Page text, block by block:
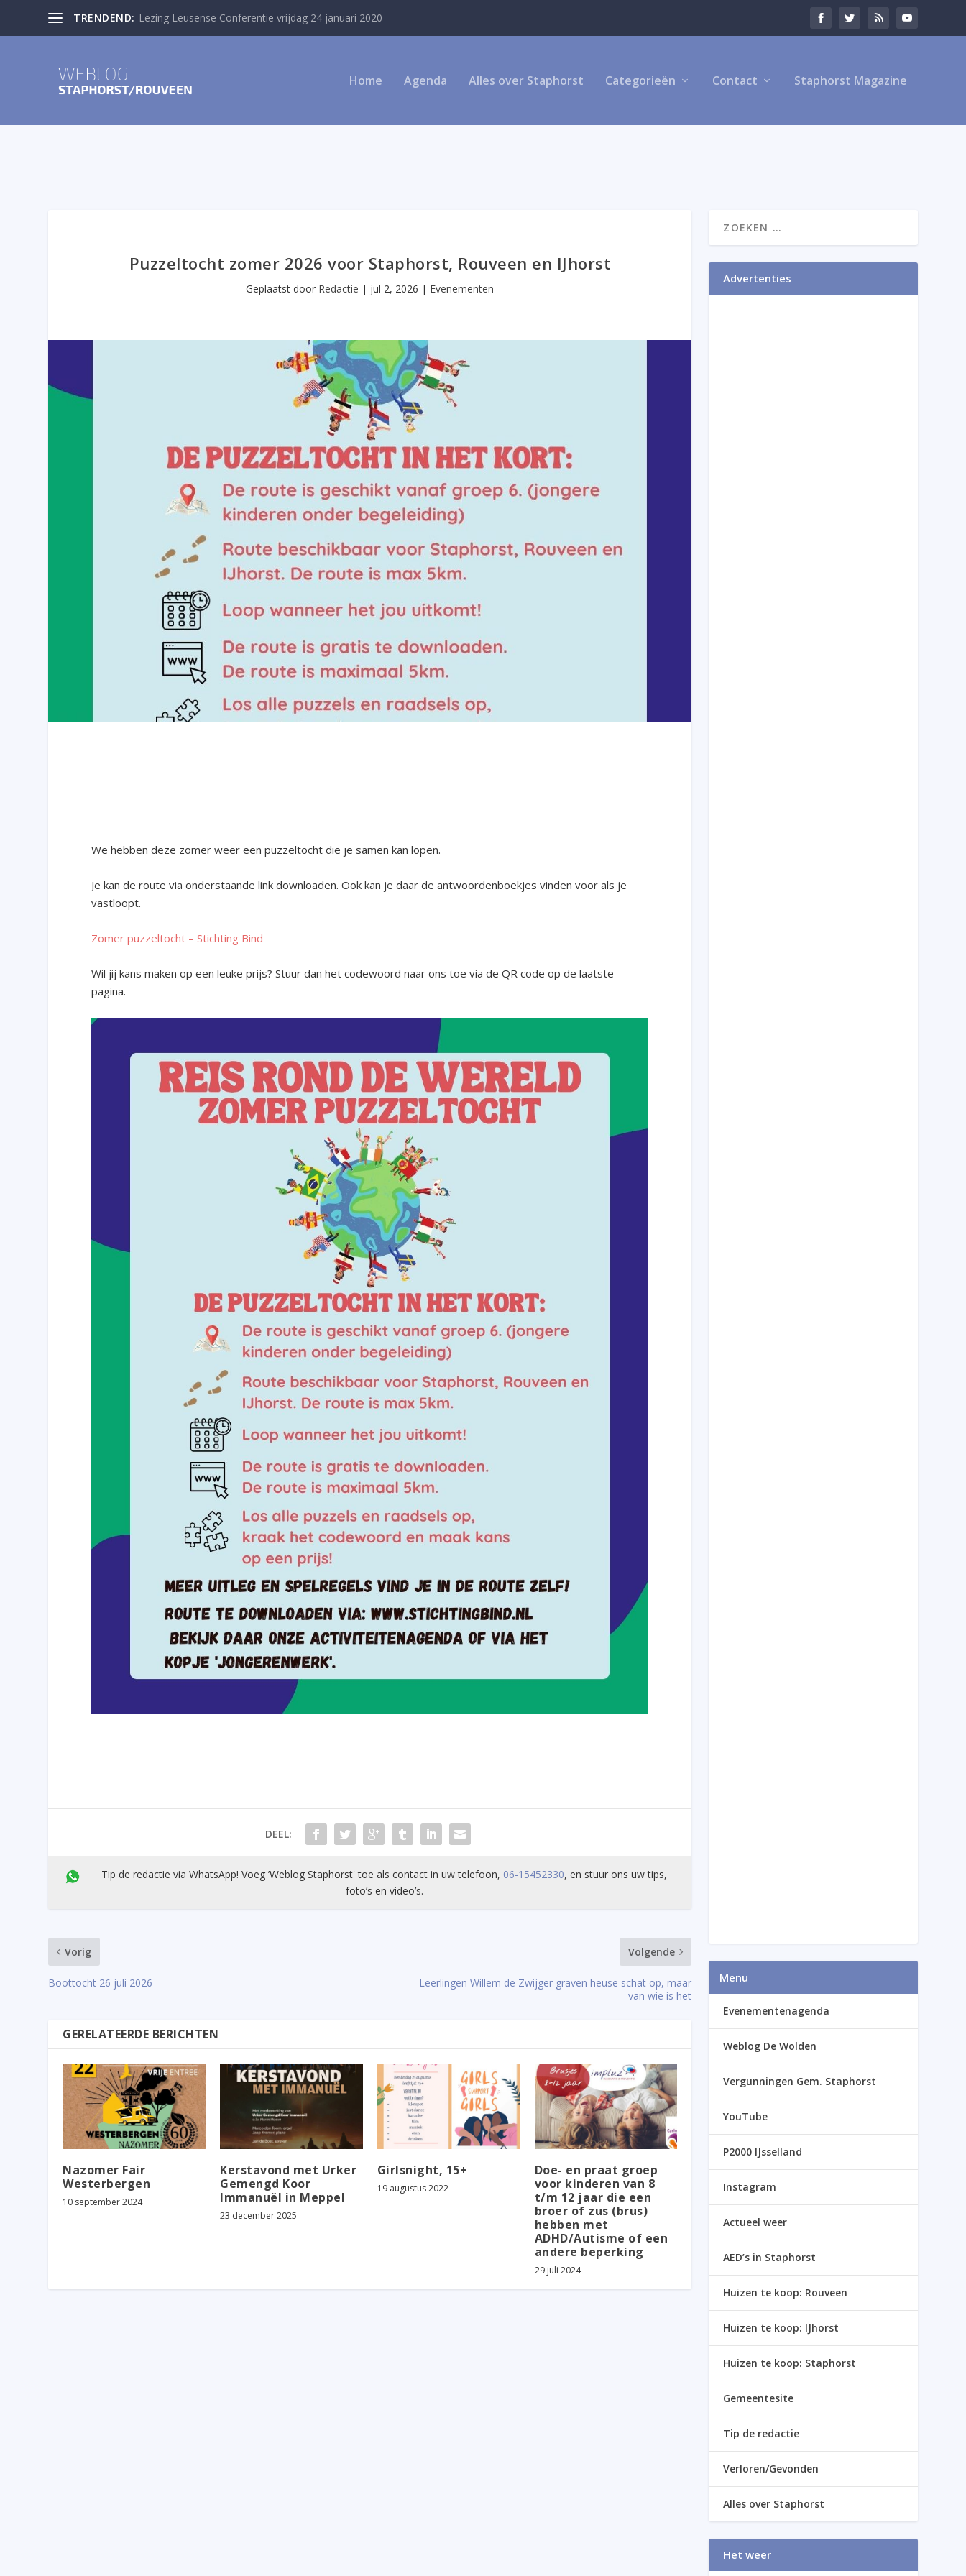
TRENDEND: Lezing Leusense Conferentie vrijdag 24 januari 2020
Home Agenda Alles over Staphorst Categorieën Contact Staphorst Magazine
Puzzeltocht zomer 2026 voor Staphorst, Rouveen en IJhorst
Geplaatst door Redactie | jul 2, 2026 | Evenementen
We hebben deze zomer weer een puzzeltocht die je samen kan lopen.
Je kan de route via onderstaande link downloaden. Ook kan je daar de antwoordenboekjes vinden voor als je
vastloopt.
Zomer puzzeltocht – Stichting Bind
Wil jij kans maken op een leuke prijs? Stuur dan het codewoord naar ons toe via de QR code op de laatste
pagina.
DEEL:
Tip de redactie via WhatsApp! Voeg ’Weblog Staphorst' toe als contact in uw telefoon, 06-15452330, en stuur ons uw tips,
foto’s en video’s.
Vorig
Boottocht 26 juli 2026
Volgende
Leerlingen Willem de Zwijger graven heuse schat op, maar
van wie is het
GERELATEERDE BERICHTEN
Nazomer Fair
Westerbergen
10 september 2024
Kerstavond met Urker
Gemengd Koor
Immanuël in Meppel
23 december 2025
Girlsnight, 15+
19 augustus 2022
Doe- en praat groep
voor kinderen van 8
t/m 12 jaar die een
broer of zus (brus)
hebben met
ADHD/Autisme of een
andere beperking
29 juli 2024
Advertenties
Menu
Evenementenagenda
Weblog De Wolden
Vergunningen Gem. Staphorst
YouTube
P2000 IJsselland
Instagram
Actueel weer
AED’s in Staphorst
Huizen te koop: Rouveen
Huizen te koop: IJhorst
Huizen te koop: Staphorst
Gemeentesite
Tip de redactie
Verloren/Gevonden
Alles over Staphorst
Het weer